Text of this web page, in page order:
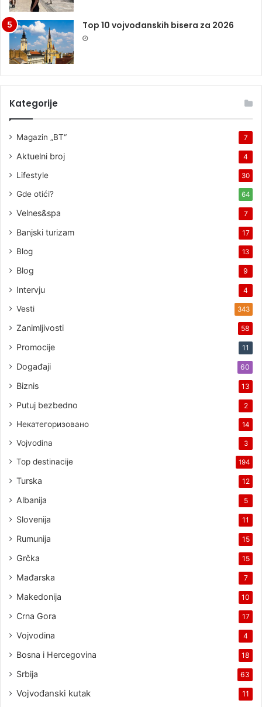
Top 10 vojvođanskih bisera za 2026
Kategorije
Magazin „BT“ 7
Aktuelni broj 4
Lifestyle 30
Gde otići? 64
Velnes&spa 7
Banjski turizam 17
Blog 13
Blog 9
Intervju 4
Vesti 343
Zanimljivosti 58
Promocije 11
Događaji 60
Biznis 13
Putuj bezbedno 2
Некатегоризовано 14
Vojvodina 3
Top destinacije 194
Turska 12
Albanija 5
Slovenija 11
Rumunija 15
Grčka 15
Mađarska 7
Makedonija 10
Crna Gora 17
Vojvodina 4
Bosna i Hercegovina 18
Srbija 63
Vojvođanski kutak 11